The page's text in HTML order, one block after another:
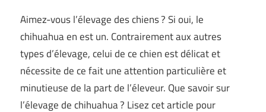
Aimez-vous l’élevage des chiens ? Si oui, le
chihuahua en est un. Contrairement aux autres
types d’élevage, celui de ce chien est délicat et
nécessite de ce fait une attention particulière et
minutieuse de la part de l’éleveur. Que savoir sur
l’élevage de chihuahua ? Lisez cet article pour